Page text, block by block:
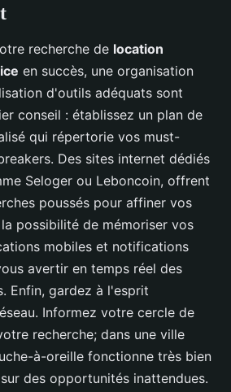
recherche de location
en succès, une organisation
d'outils adéquats sont
conseil : établissez un plan de
qui répertorie vos must-
Des sites internet dédiés
Seloger ou Leboncoin, offrent
poussés pour affiner vos
possibilité de mémoriser vos
mobiles et notifications
avertir en temps réel des
Enfin, gardez à l'esprit
Informez votre cercle de
recherche; dans une ville
à-oreille fonctionne très bien
des opportunités inattendues.